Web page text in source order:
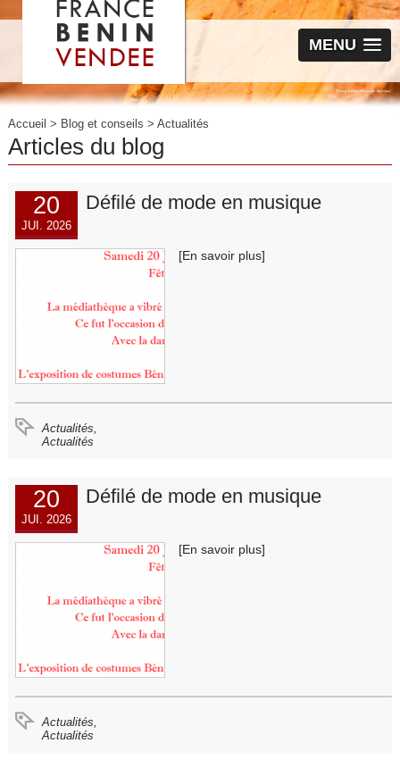
MENU
Accueil > Blog et conseils > Actualités
Articles du blog
20
JUI. 2026
Défilé de mode en musique
[En savoir plus]
Actualités,
Actualités
20
JUI. 2026
Défilé de mode en musique
[En savoir plus]
Actualités,
Actualités